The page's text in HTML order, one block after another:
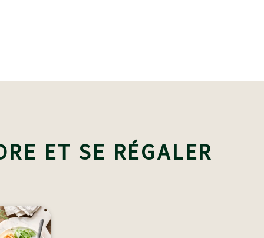
ET SE RÉGALER